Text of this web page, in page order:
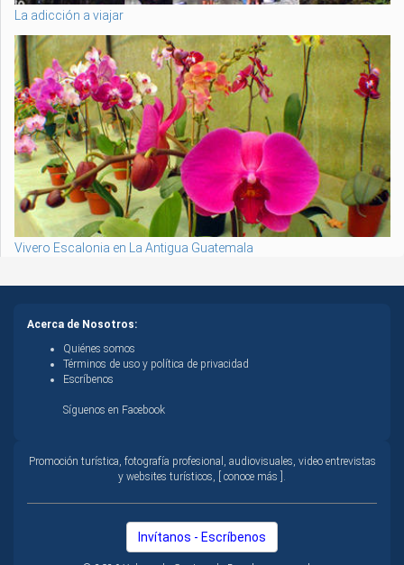
La adicción a viajar
Vivero Escalonia en La Antigua Guatemala
Acerca de Nosotros:
Quiénes somos
Términos de uso y política de privacidad
Escríbenos
Síguenos en Facebook
Promoción turística, fotografía profesional, audiovisuales, video entrevistas
y websites turísticos, [ conoce más ].
Invítanos - Escríbenos